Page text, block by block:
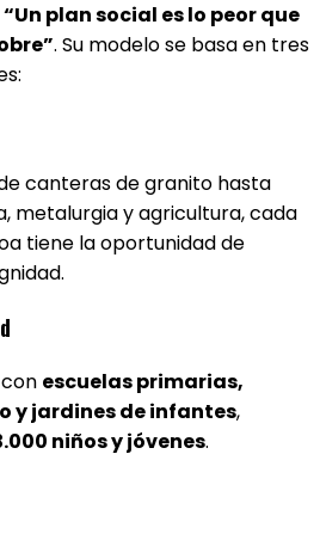
“Un plan social es lo peor que
. Su modelo se basa en tres
canteras de granito hasta
metalurgia y agricultura, cada
tiene la oportunidad de
escuelas primarias,
y jardines de infantes,
niños y jóvenes.